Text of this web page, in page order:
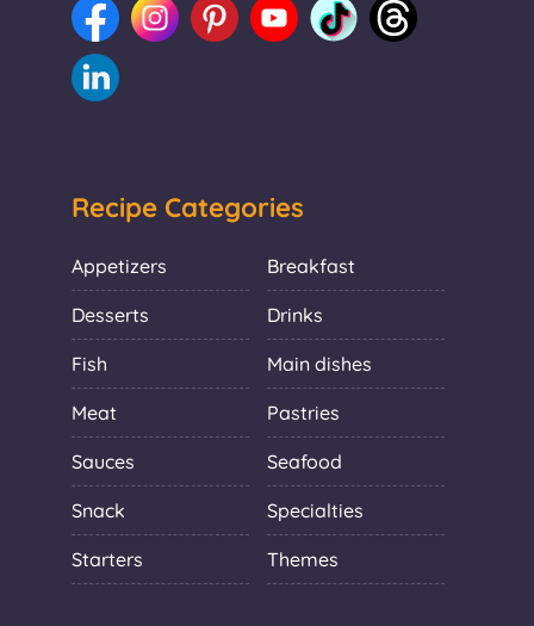
Recipe Categories
Appetizers Breakfast
Desserts Drinks
Fish Main dishes
Meat Pastries
Sauces Seafood
Snack Specialties
Starters Themes